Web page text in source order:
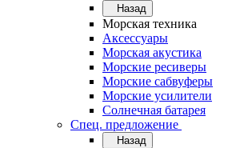
Назад
Морская техника
Аксессуары
Морская акустика
Морские ресиверы
Морские сабвуферы
Морские усилители
Солнечная батарея
Спец. предложение
Назад